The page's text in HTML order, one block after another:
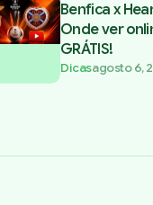
Benfica x
Onde ver
GRÁTIS!
Dicasagosto 6,